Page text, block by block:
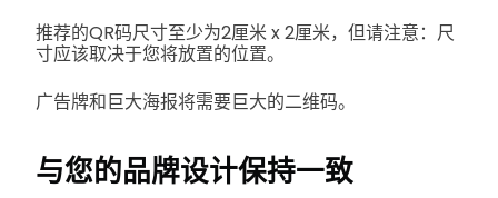
推荐的QR码尺寸至少为2厘米 x 2厘米，但请注意：尺
寸应该取决于您将放置的位置。
广告牌和巨大海报将需要巨大的二维码。
与您的品牌设计保持一致